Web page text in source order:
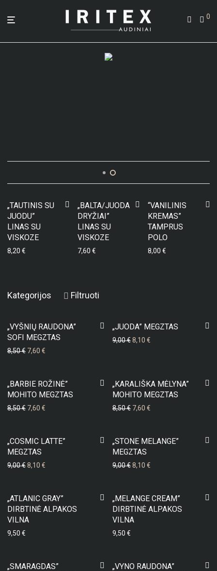
0
„TAUTINIS SU
JUODU”
LINAS SU
VISKOZE
8,20 €
„BALTA/JUODA
DRYŽIAI”
LINAS SU
VISKOZE
7,60 €
“VANILINIS
KREMAS”
TAMPRUS
POLO
8,00 €
Kategorijos Filtruoti
„VYŠNIŲ RAUDONA”
SOFI MEGZTAS
8,50€ 7,60 €
„JUODA” MEGZTAS
9,00€8,10 €
„BARBIE ROŽINĖ”
MOHITO MEGZTAS
8,50€ 7,60 €
-
„KARALIŠKA MĖLYNA”
MOHITO MEGZTAS
8,50€ 7,60 €
„COSMIC LATTE”
MEGZTAS
9,00€8,10 €
„STONE MELANGE”
MEGZTAS
9,00€8,10 €
„ATLANIC GRAY”
DIRBTINĖ ALPAKOS
VILNA
9,50 €
„MELANGE CREAM”
DIRBTINĖ ALPAKOS
VILNA
9,50 €
„SMARAGDAS”
„VYNO RAUDONA”